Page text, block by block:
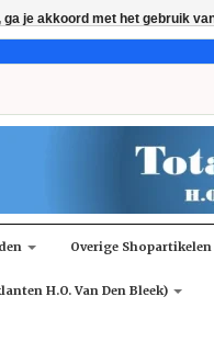
Overige Shopartikelen
H.O. Van Den Bleek)
je akkoord met het gebruik